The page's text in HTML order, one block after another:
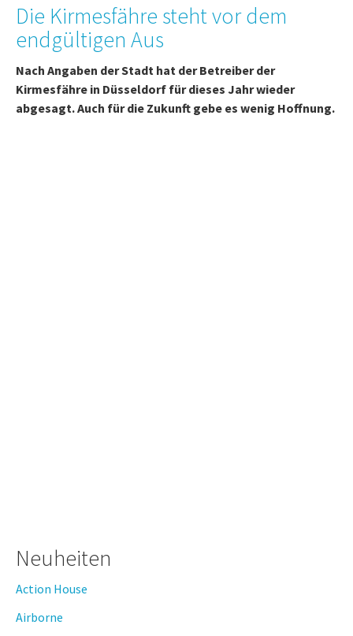
Die Kirmesfähre steht vor dem
endgültigen Aus
Nach Angaben der Stadt hat der Betreiber der
Kirmesfähre in Düsseldorf für dieses Jahr wieder
abgesagt. Auch für die Zukunft gebe es wenig Hoffnung.
Neuheiten
Action House
Airborne